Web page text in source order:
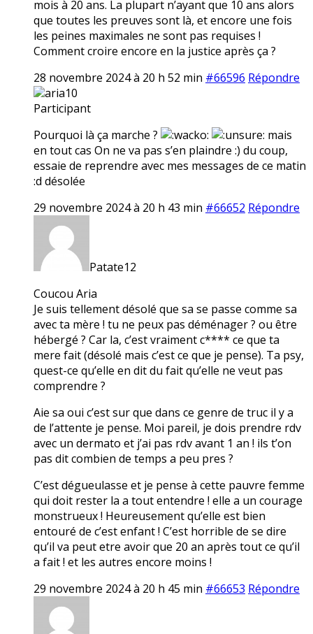
mois à 20 ans. La plupart n’ayant que 10 ans alors
que toutes les preuves sont là, et encore une fois
les peines maximales ne sont pas requises !
Comment croire encore en la justice après ça ?
28 novembre 2024 à 20 h 52 min #66596 Répondre
aria10
Participant
Pourquoi là ça marche ?
mais
en tout cas On ne va pas s’en plaindre :) du coup,
essaie de reprendre avec mes messages de ce matin
:d désolée
29 novembre 2024 à 20 h 43 min #66652 Répondre
Patate12
Coucou Aria
Je suis tellement désolé que sa se passe comme sa
avec ta mère ! tu ne peux pas déménager ? ou être
hébergé ? Car la, c’est vraiment c**** ce que ta
mere fait (désolé mais c’est ce que je pense). Ta psy,
quest-ce qu’elle en dit du fait qu’elle ne veut pas
comprendre ?
Aie sa oui c’est sur que dans ce genre de truc il y a
de l’attente je pense. Moi pareil, je dois prendre rdv
avec un dermato et j’ai pas rdv avant 1 an ! ils t’on
pas dit combien de temps a peu pres ?
C’est dégueulasse et je pense à cette pauvre femme
qui doit rester la a tout entendre ! elle a un courage
monstrueux ! Heureusement qu’elle est bien
entouré de c’est enfant ! C’est horrible de se dire
qu’il va peut etre avoir que 20 an après tout ce qu’il
a fait ! et les autres encore moins !
29 novembre 2024 à 20 h 45 min #66653 Répondre